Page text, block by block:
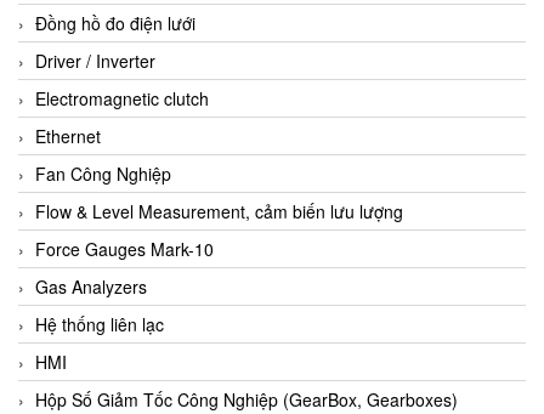
Đồng hồ đo điện lưới
Driver / Inverter
Electromagnetic clutch
Ethernet
Fan Công Nghiệp
Flow & Level Measurement, cảm biến lưu lượng
Force Gauges Mark-10
Gas Analyzers
Hệ thống liên lạc
HMI
Hộp Số Giảm Tốc Công Nghiệp (GearBox, Gearboxes)